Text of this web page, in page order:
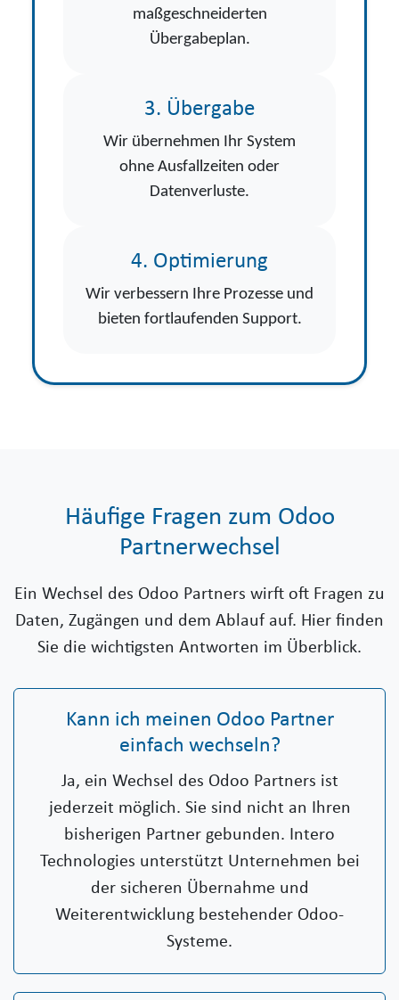
maßgeschneiderten
Übergabeplan.
3. Übergabe
Wir übernehmen Ihr System
ohne Ausfallzeiten oder
Datenverluste.
4. Optimierung
Wir verbessern Ihre Prozesse und
bieten fortlaufenden Support.
Häufige Fragen zum Odoo
Partnerwechsel
Ein Wechsel des Odoo Partners wirft oft Fragen zu
Daten, Zugängen und dem Ablauf auf. Hier finden
Sie die wichtigsten Antworten im Überblick.
Kann ich meinen Odoo Partner
einfach wechseln?
Ja, ein Wechsel des Odoo Partners ist
jederzeit möglich. Sie sind nicht an Ihren
bisherigen Partner gebunden. Intero
Technologies unterstützt Unternehmen bei
der sicheren Übernahme und
Weiterentwicklung bestehender Odoo-
Systeme.